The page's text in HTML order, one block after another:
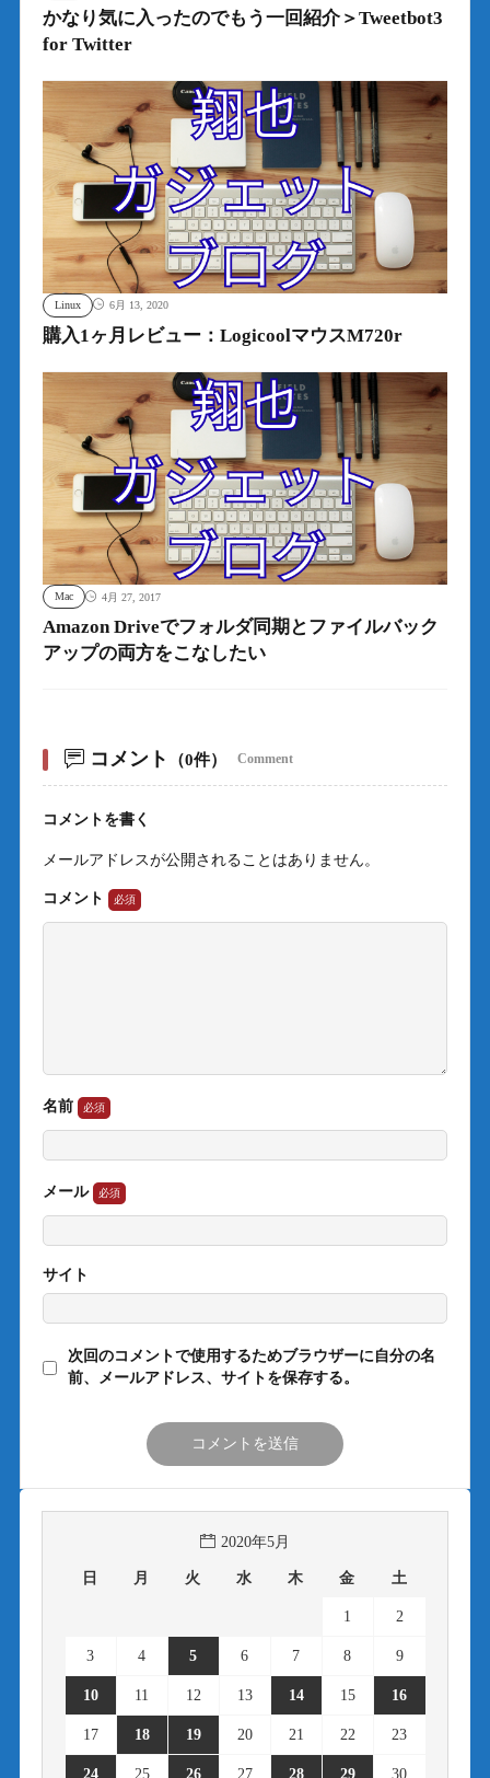
かなり気に入ったのでもう一回紹介＞Tweetbot3
for Twitter
Linux 6月 13, 2020
購入1ヶ月レビュー：LogicoolマウスM720r
Mac 4月 27, 2017
Amazon Driveでフォルダ同期とファイルバック
アップの両方をこなしたい
コメント （0件） Comment
コメントを書く
メールアドレスが公開されることはありません。
コメント
名前
メール
サイト
次回のコメントで使用するためブラウザーに自分の名
前、メールアドレス、サイトを保存する。
2020年5月
日 月 火 水 木 金 土
1 2
3 4 5 6 7 8 9
10 11 12 13 14 15 16
17 18 19 20 21 22 23
24 25 26 27 28 29 30